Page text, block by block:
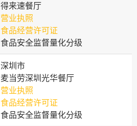
得来速餐厅
营业执照
食品经营许可证
食品安全监督量化分级
深圳市
麦当劳深圳光华餐厅
营业执照
食品经营许可证
食品安全监督量化分级